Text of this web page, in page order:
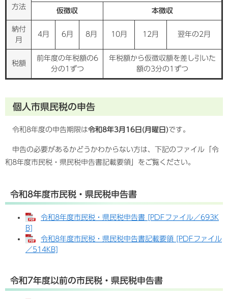
方法
仮徴収 本徴収
納付
月
4月 6月 8月 10月 12月 翌年の2月
税額
前年度の年税額の6
分の1ずつ
年税額から仮徴収額を差し引いた
額の3分の1ずつ
個人市県民税の申告
令和8年度の申告期限は令和8年3月16日(月曜日)です。
申告の必要があるかどうかわからない方は、下記のファイル「令
和8年度市民税・県民税申告書記載要領」をご覧ください。
令和8年度市民税・県民税申告書
令和8年度市民税・県民税申告書 [PDFファイル／693K
B]
令和8年度市民税・県民税申告書記載要領 [PDFファイル
／514KB]
令和7年度以前の市民税・県民税申告書